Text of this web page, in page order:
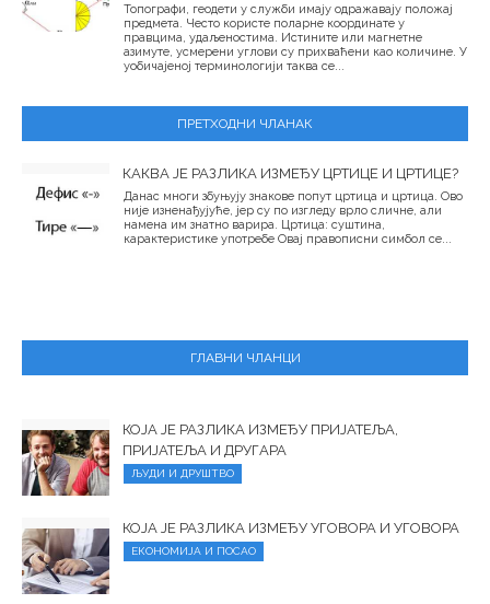
Топографи, геодети у служби имају одражавају положај
предмета. Често користе поларне координате у
правцима, удаљеностима. Истините или магнетне
азимуте, усмерени углови су прихваћени као количине. У
уобичајеној терминологији таква се...
ПРЕТХОДНИ ЧЛАНАК
КАКВА ЈЕ РАЗЛИКА ИЗМЕЂУ ЦРТИЦЕ И ЦРТИЦЕ?
Данас многи збуњују знакове попут цртица и цртица. Ово
није изненађујуће, јер су по изгледу врло сличне, али
намена им знатно варира. Цртица: суштина,
карактеристике употребе Овај правописни симбол се...
ГЛАВНИ ЧЛАНЦИ
КОЈА ЈЕ РАЗЛИКА ИЗМЕЂУ ПРИЈАТЕЉА,
ПРИЈАТЕЉА И ДРУГАРА
ЉУДИ И ДРУШТВО
КОЈА ЈЕ РАЗЛИКА ИЗМЕЂУ УГОВОРА И УГОВОРА
ЕКОНОМИЈА И ПОСАО